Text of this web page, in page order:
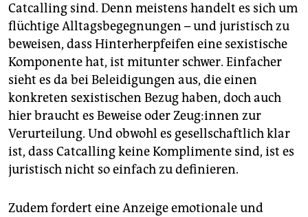
Catcalling sind. Denn meistens handelt es sich um
flüchtige Alltagsbegegnungen – und juristisch zu
beweisen, dass Hinterherpfeifen eine sexistische
Komponente hat, ist mitunter schwer. Einfacher
sieht es da bei Beleidigungen aus, die einen
konkreten sexistischen Bezug haben, doch auch
hier braucht es Beweise oder Zeug:innen zur
Verurteilung. Und obwohl es gesellschaftlich klar
ist, dass Catcalling keine Komplimente sind, ist es
juristisch nicht so einfach zu definieren.
Zudem fordert eine Anzeige emotionale und